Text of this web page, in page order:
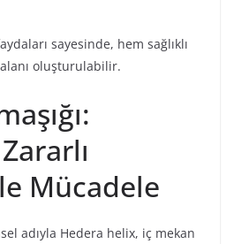
sayesinde, hem sağlıklı
oluşturulabilir.
Mücadele
adıyla Hedera helix, iç mekan